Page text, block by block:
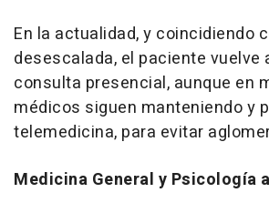
En la actualidad, y coincidiendo
desescalada, el paciente vuelve
consulta presencial, aunque en
médicos siguen manteniendo y
telemedicina, para evitar
Medicina General y Psicología